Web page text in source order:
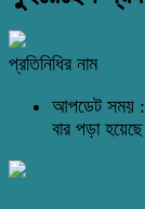
প্রতিনিধির নাম
আপডেট সময় :
বার পড়া হয়েছে